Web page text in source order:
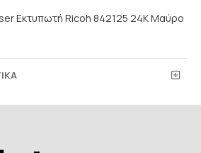
Εκτυπωτή Ricoh 842125 24K Μαύρο